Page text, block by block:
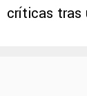
un
de ser uno